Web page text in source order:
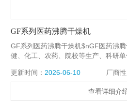
GF系列医药沸腾干燥机
GF系列医药沸腾干燥机$nGF医药沸
健、化工、农药、院校等生产、科研
粒、湿法混合制粒、包衣制粒等。
更新时间： 2026-06-10 厂商性
查看详细介